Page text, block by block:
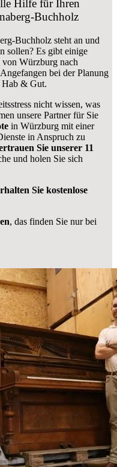
Hilfe für Ihren
Buchholz
Buchholz steht an und
sollen? Es gibt einige
Würzburg nach
Angefangen bei der Planung
Hab & Gut.
nicht wissen, was
unsere Partner für Sie
in Würzburg mit einer
in Anspruch zu
Sie unserer 11
und holen Sie sich
Sie kostenlose
, das finden Sie nur bei